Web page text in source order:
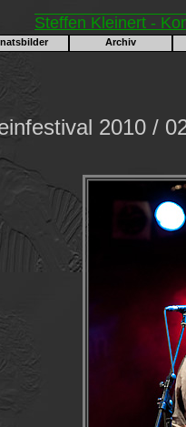
Steffen Kleinert -
Archiv
2010 /